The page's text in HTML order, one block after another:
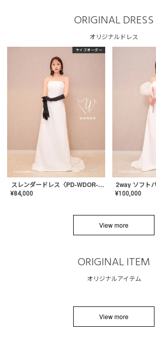
ORIGINAL DRESS
オリジナルドレス
サイズオーダー
スレンダードレス〈PD-WDOR-2110〉
¥84,000 ¥100,000
View more
ORIGINAL ITEM
オリジナルアイテム
View more